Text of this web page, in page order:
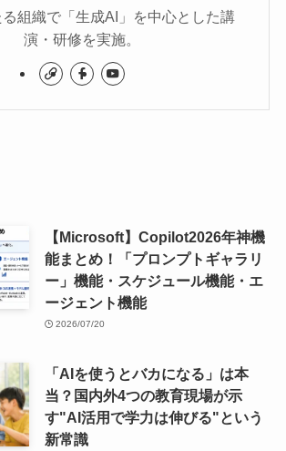
組織で「生成AI」を中心とした講
演・研修を実施。
【Microsoft】Copilot2026年神機
能まとめ！「プロンプトギャラリ
ー」機能・スケジュール機能・エ
ージェント機能
2026/07/20
「AIを使うとバカになる」は本
当？国内外4つの教育現場が示
す"AI活用で学力は伸びる"という
新常識